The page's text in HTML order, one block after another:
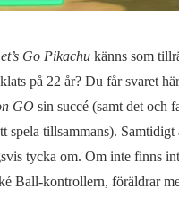
Go Pikachukänns som
på 22 år? Du får svaret
GOsin succé (samt det och
spela tillsammans).
tycka om. Om inte finns
Ball-kontrollern, föräldrar